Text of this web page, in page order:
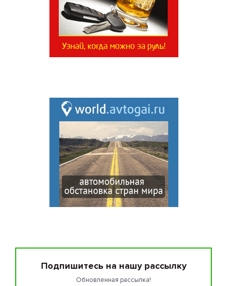
Подпишитесь на нашу рассылку
Обновленная рассылка!